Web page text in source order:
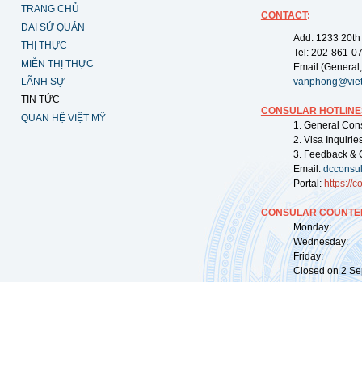
TRANG CHỦ
ĐẠI SỨ QUÁN
THỊ THỰC
MIỄN THỊ THỰC
LÃNH SỰ
TIN TỨC
QUAN HỆ VIỆT MỸ
CONTACT:
Add: 1233
Tel: 202-861-
Email
CONSULAR
1. General
2. Visa
3. Feedback &
Email:
Portal: https://
CONSULAR
Monday:
Wednesday:
Friday:
Closed on 2